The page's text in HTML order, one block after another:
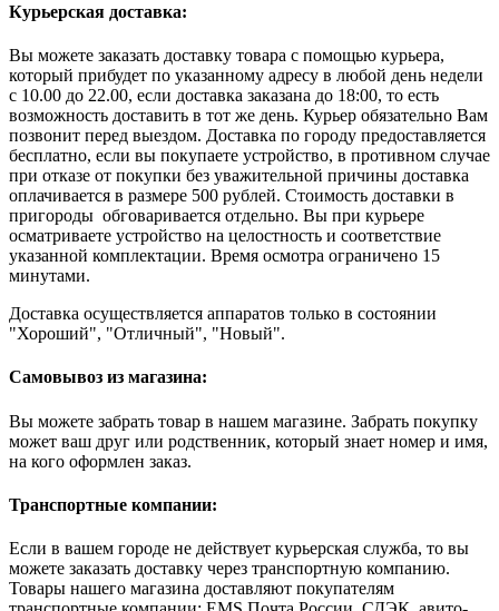
Курьерская доставка:
Вы можете заказать доставку товара с помощью курьера,
который прибудет по указанному адресу в любой день недели
с 10.00 до 22.00, если доставка заказана до 18:00, то есть
возможность доставить в тот же день. Курьер обязательно Вам
позвонит перед выездом. Доставка по городу предоставляется
бесплатно, если вы покупаете устройство, в противном случае
при отказе от покупки без уважительной причины доставка
оплачивается в размере 500 рублей. Стоимость доставки в
пригороды обговаривается отдельно. Вы при курьере
осматриваете устройство на целостность и соответствие
указанной комплектации. Время осмотра ограничено 15
минутами.
Доставка осуществляется аппаратов только в состоянии
"Хороший", "Отличный", "Новый".
Самовывоз из магазина:
Вы можете забрать товар в нашем магазине. Забрать покупку
может ваш друг или родственник, который знает номер и имя,
на кого оформлен заказ.
Транспортные компании:
Если в вашем городе не действует курьерская служба, то вы
можете заказать доставку через транспортную компанию.
Товары нашего магазина доставляют покупателям